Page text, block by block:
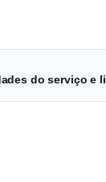
do serviço e